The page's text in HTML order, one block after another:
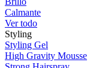
Calmante
Ver todo
Styling
Styling Gel
High Gravity Mousse